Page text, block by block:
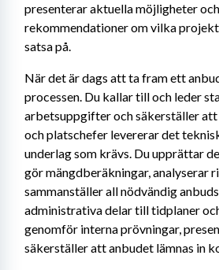
presenterar aktuella möjligheter
rekommendationer om vilka
satsa på.
När det är dags att ta fram ett
processen. Du kallar till och leder
arbetsuppgifter och säkerställer
och platschefer levererar det
underlag som krävs. Du upprättar
gör mängdberäkningar, analyserar
sammanställer all nödvändig
administrativa delar till tidplaner
genomför interna prövningar,
säkerställer att anbudet lämnas in